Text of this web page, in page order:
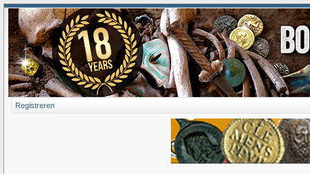
Registreren